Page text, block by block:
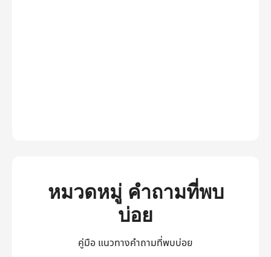
หมวดหมู่ คำถามที่พบ
บ่อย
คู่มือ แนวทางคำถามที่พบบ่อย